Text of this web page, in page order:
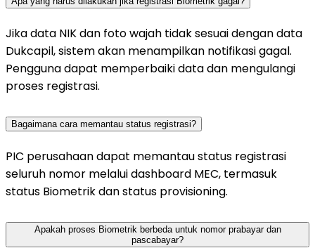
Jika data NIK dan foto wajah tidak sesuai dengan data
Dukcapil, sistem akan menampilkan notifikasi gagal.
Pengguna dapat memperbaiki data dan mengulangi
proses registrasi.
Bagaimana cara memantau status registrasi?
PIC perusahaan dapat memantau status registrasi
seluruh nomor melalui dashboard MEC, termasuk
status Biometrik dan status provisioning.
Apakah proses Biometrik berbeda untuk nomor prabayar dan
pascabayar?